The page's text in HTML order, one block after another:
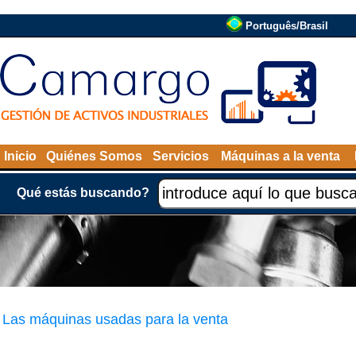
Português/Brasil
Inicio Quiénes Somos Servicios Máquinas a la venta
Qué estás buscando?
Las máquinas usadas para la venta